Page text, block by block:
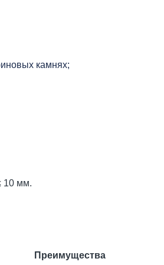
камнях;
10 мм.
Преимущества